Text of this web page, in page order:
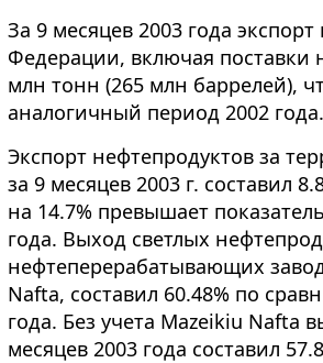
За 9 месяцев 2003 года
Федерации, включая поставки
млн тонн (265 млн баррелей),
аналогичный период 2002 года.
Экспорт нефтепродуктов за
за 9 месяцев 2003 г. составил
на 14.7% превышает
года. Выход светлых
нефтеперерабатывающих
Nafta, составил 60.48% по
года. Без учета Mazeikiu Nafta
месяцев 2003 года составил